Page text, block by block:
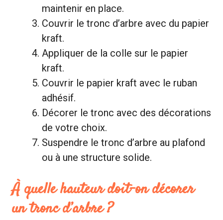
maintenir en place.
Couvrir le tronc d’arbre avec du papier
kraft.
Appliquer de la colle sur le papier
kraft.
Couvrir le papier kraft avec le ruban
adhésif.
Décorer le tronc avec des décorations
de votre choix.
Suspendre le tronc d’arbre au plafond
ou à une structure solide.
À quelle hauteur doit-on décorer
un tronc d’arbre ?